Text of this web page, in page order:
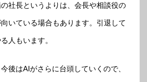
社長というよりは、会長や相談役の
いている場合もあります。引退して
人もいます。
後はAIがさらに台頭していくので、